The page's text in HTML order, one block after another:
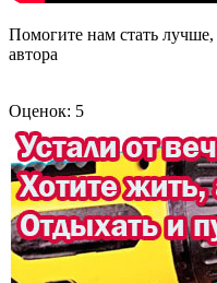
Помогите нам стать лучше,
автора
Оценок: 5